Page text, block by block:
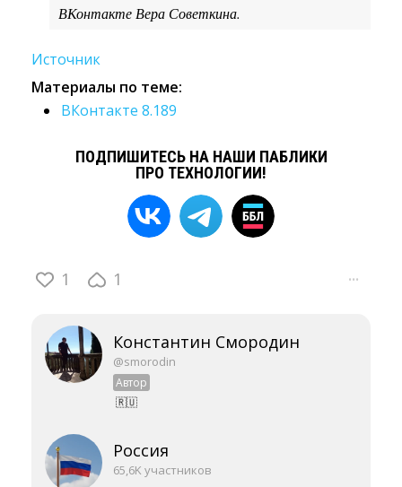
ВКонтакте Вера Советкина.
Источник
Материалы по теме:
ВКонтакте 8.189
ПОДПИШИТЕСЬ НА НАШИ ПАБЛИКИ
ПРО ТЕХНОЛОГИИ!
1 1 ···
Константин Смородин
@smorodin
Автор
🇷🇺
Россия
65,6K участников